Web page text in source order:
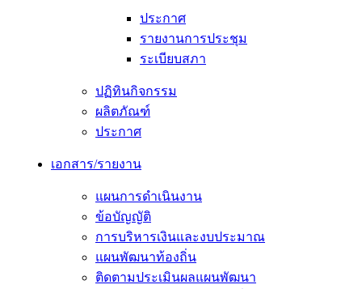
ประกาศ
รายงานการประชุม
ระเบียบสภา
ปฏิทินกิจกรรม
ผลิตภัณฑ์
ประกาศ
เอกสาร/รายงาน
แผนการดำเนินงาน
ข้อบัญญัติ
การบริหารเงินและงบประมาณ
แผนพัฒนาท้องถิ่น
ติดตามประเมินผลแผนพัฒนา